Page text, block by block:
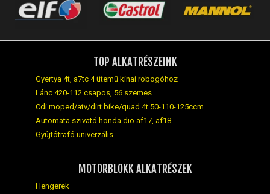
TOP ALKATRÉSZEINK
Gyertya 4t, a7tc 4 ütemű kínai robogóhoz
Lánc 420-112 csapos, 56 szemes
Cdi moped/atv/dirt bike/quad 4t 50-110-125ccm
Automata szivató honda dio af17, af18 ...
Gyújtótrafó univerzális ...
MOTORBLOKK ALKATRÉSZEK
Hengerek